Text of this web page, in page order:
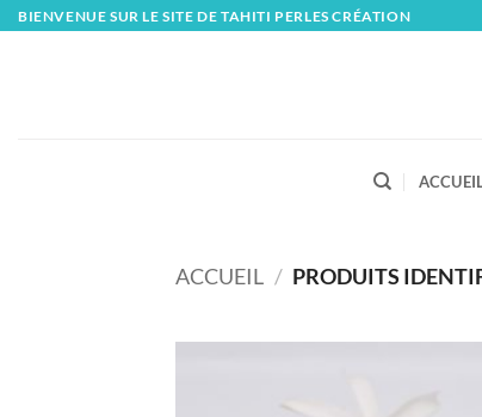
SkipBIENVENUE SUR LE SITE DE TAHITI PERLES CRÉATION
ACCUEIL / PRODUITS